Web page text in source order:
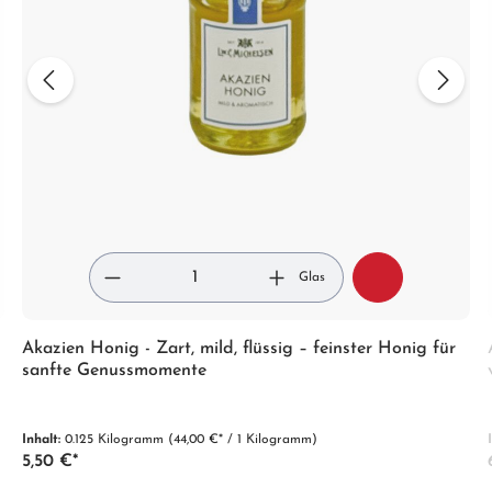
Glas
Akazien Honig - Zart, mild, flüssig – feinster Honig für
sanfte Genussmomente
Inhalt: 0.125 Kilogramm (44,00 €* / 1 Kilogramm)
5,50 €*